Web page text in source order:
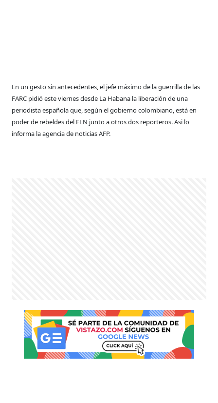
En un gesto sin antecedentes, el jefe máximo de la guerrilla de las
FARC pidió este viernes desde La Habana la liberación de una
periodista española que, según el gobierno colombiano, está en
poder de rebeldes del ELN junto a otros dos reporteros. Asi lo
informa la agencia de noticias AFP.